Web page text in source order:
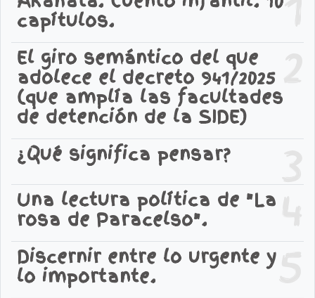
capítulos.
2
El giro semántico del que
adolece el decreto 941/2025
(que amplía las facultades
de detención de la SIDE)
3
¿Qué significa pensar?
4
Una lectura política de "La
rosa de Paracelso".
5
Discernir entre lo urgente y
lo importante.